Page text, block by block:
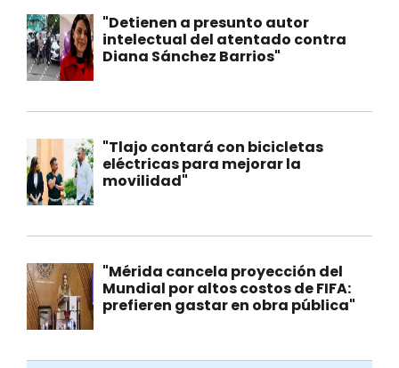
"Detienen a presunto autor
intelectual del atentado contra
Diana Sánchez Barrios"
"Tlajo contará con bicicletas
eléctricas para mejorar la
movilidad"
"Mérida cancela proyección del
Mundial por altos costos de FIFA:
prefieren gastar en obra pública"